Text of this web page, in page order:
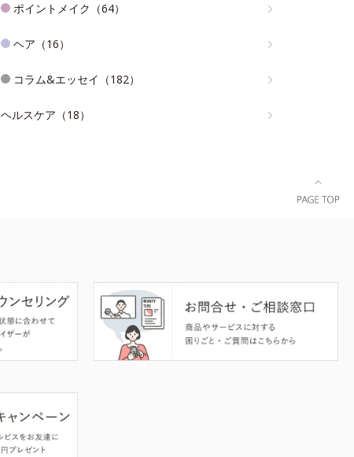
ポイントメイク（64）
ヘア（16）
コラム&エッセイ（182）
ヘルスケア（18）